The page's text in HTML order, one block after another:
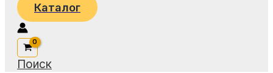
Каталог
Поиск